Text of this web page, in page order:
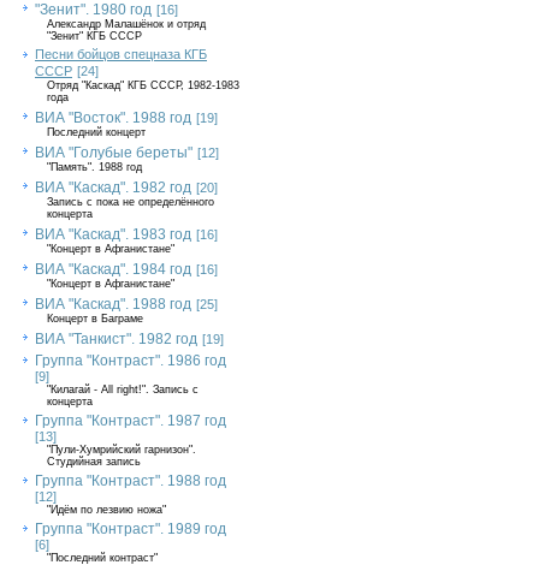
"Зенит". 1980 год [16]
Александр Малашёнок и отряд
"Зенит" КГБ СССР
Песни бойцов спецназа КГБ
СССР [24]
Отряд "Каскад" КГБ СССР, 1982-1983
года
ВИА "Восток". 1988 год [19]
Последний концерт
ВИА "Голубые береты" [12]
"Память". 1988 год
ВИА "Каскад". 1982 год [20]
Запись с пока не определённого
концерта
ВИА "Каскад". 1983 год [16]
"Концерт в Афганистане"
ВИА "Каскад". 1984 год [16]
"Концерт в Афганистане"
ВИА "Каскад". 1988 год [25]
Концерт в Баграме
ВИА "Танкист". 1982 год [19]
Группа "Контраст". 1986 год
[9]
"Килагай - All right!". Запись с
концерта
Группа "Контраст". 1987 год
[13]
"Пули-Хумрийский гарнизон".
Студийная запись
Группа "Контраст". 1988 год
[12]
"Идём по лезвию ножа"
Группа "Контраст". 1989 год
[6]
"Последний контраст"